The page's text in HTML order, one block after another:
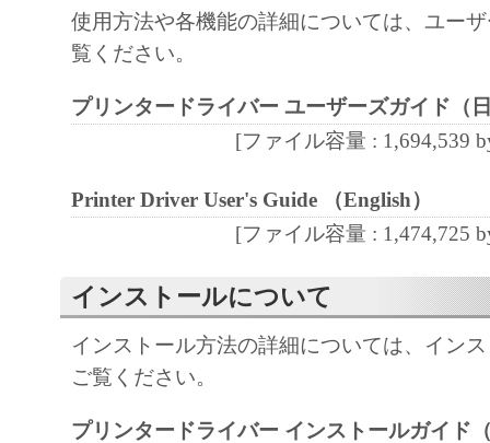
(1) キヤノンは、お客様が「キヤノン製品
のために、「キヤノン製品」に直接または
と言います。）において、「本ソフトウェ
契約書においては、「本ソフトウェア」を
ターにおいて表示すること、アクセスする
実行することのいずれも含むものとします
た「指定機器」にネットワークを通じて接
ューター上で、かかるコンピューターの使
「本ソフトウェア」を使用させることがで
るコンピューターの使用者に本契約書上の
を遵守させるとともに、その履行に関し全
使用方法や各機能の詳細については、ユー
覧ください。
プリンタードライバー ユーザーズガイド（
[ファイル容量 : 1,694,539
Printer Driver User's Guide （English）
[ファイル容量 : 1,474,725
インストールについて
インストール方法の詳細については、イン
ご覧ください。
プリンタードライバー インストールガイド